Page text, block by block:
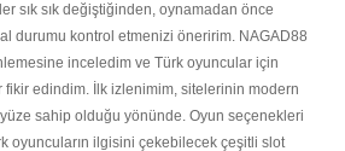
sık sık değiştiğinden, oynamadan önce
durumu kontrol etmenizi öneririm. NAGAD88
inceledim ve Türk oyuncular için
edindim. İlk izlenimim, sitelerinin modern
sahip olduğu yönünde. Oyun seçenekleri
oyuncuların ilgisini çekebilecek çeşitli slot